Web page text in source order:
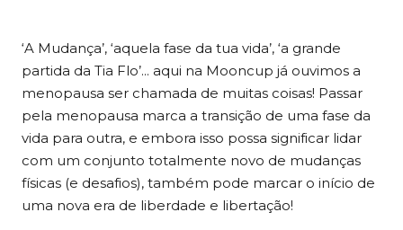
‘A Mudança’, ‘aquela fase da tua vida’, ‘a grande
partida da Tia Flo’… aqui na Mooncup já ouvimos a
menopausa ser chamada de muitas coisas! Passar
pela menopausa marca a transição de uma fase da
vida para outra, e embora isso possa significar lidar
com um conjunto totalmente novo de mudanças
físicas (e desafios), também pode marcar o início de
uma nova era de liberdade e libertação!